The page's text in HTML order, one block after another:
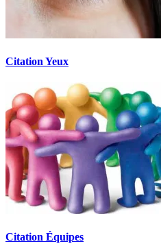
Citation Yeux
Citation Équipes